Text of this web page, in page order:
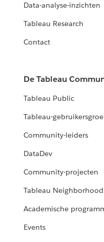
Data-analyse-inzichten
Tableau Research
Contact
De Tableau
Tableau Public
Tableau-
Community-leiders
DataDev
Community-projecten
Tableau Neighborhood
Academische
Events